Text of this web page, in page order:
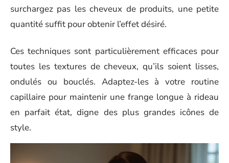
surchargez pas les cheveux de produits, une petite
quantité suffit pour obtenir l’effet désiré.
Ces techniques sont particulièrement efficaces pour
toutes les textures de cheveux, qu’ils soient lisses,
ondulés ou bouclés. Adaptez-les à votre routine
capillaire pour maintenir une frange longue à rideau
en parfait état, digne des plus grandes icônes de
style.